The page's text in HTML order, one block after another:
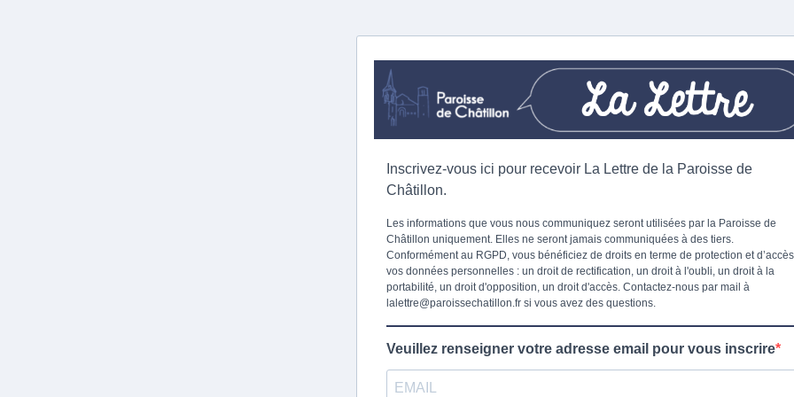
Inscrivez-vous ici pour recevoir La Lettre de la Paroisse de
Châtillon.
Les informations que vous nous communiquez seront utilisées par la Paroisse de
Châtillon uniquement. Elles ne seront jamais communiquées à des tiers.
Conformément au RGPD, vous bénéficiez de droits en terme de protection et
vos données personnelles : un droit de rectification, un droit à l'oubli, un droit à la
portabilité, un droit d'opposition, un droit d'accès. Contactez-nous par mail à
lalettre@paroissechatillon.fr si vous avez des questions.
Veuillez renseigner votre adresse email pour vous inscrire